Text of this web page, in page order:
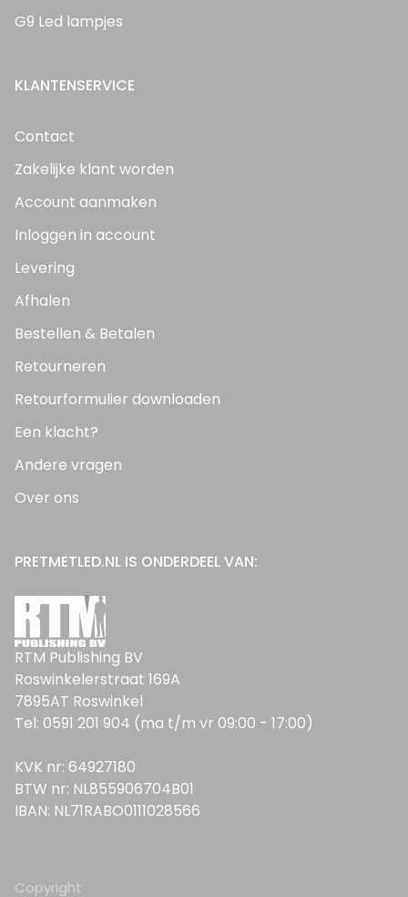
G9 Led lampjes
KLANTENSERVICE
Contact
Zakelijke klant worden
Account aanmaken
Inloggen in account
Levering
Afhalen
Bestellen & Betalen
Retourneren
Retourformulier downloaden
Een klacht?
Andere vragen
Over ons
PRETMETLED.NL IS ONDERDEEL VAN:
RTM Publishing BV
Roswinkelerstraat 169A
7895AT Roswinkel
Tel: 0591 201 904 (ma t/m vr 09:00 - 17:00)
KVK nr: 64927180
BTW nr: NL855906704B01
IBAN: NL71RABO0111028566
Copyright